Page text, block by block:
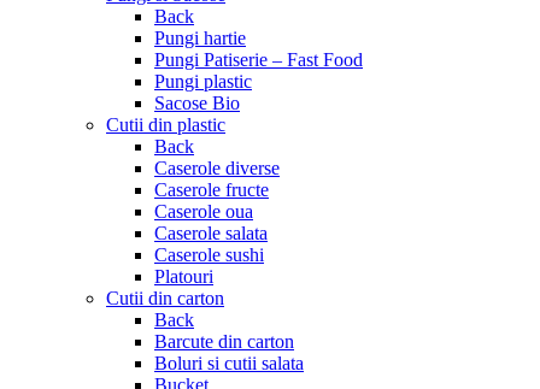
Back
Pungi hartie
Pungi Patiserie – Fast Food
Pungi plastic
Sacose Bio
Cutii din plastic
Back
Caserole diverse
Caserole fructe
Caserole oua
Caserole salata
Caserole sushi
Platouri
Cutii din carton
Back
Barcute din carton
Boluri si cutii salata